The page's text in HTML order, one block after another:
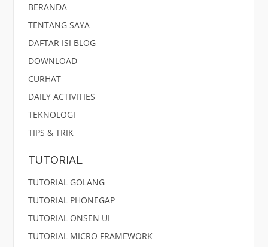
BERANDA
TENTANG SAYA
DAFTAR ISI BLOG
DOWNLOAD
CURHAT
DAILY ACTIVITIES
TEKNOLOGI
TIPS & TRIK
TUTORIAL
TUTORIAL GOLANG
TUTORIAL PHONEGAP
TUTORIAL ONSEN UI
TUTORIAL MICRO FRAMEWORK